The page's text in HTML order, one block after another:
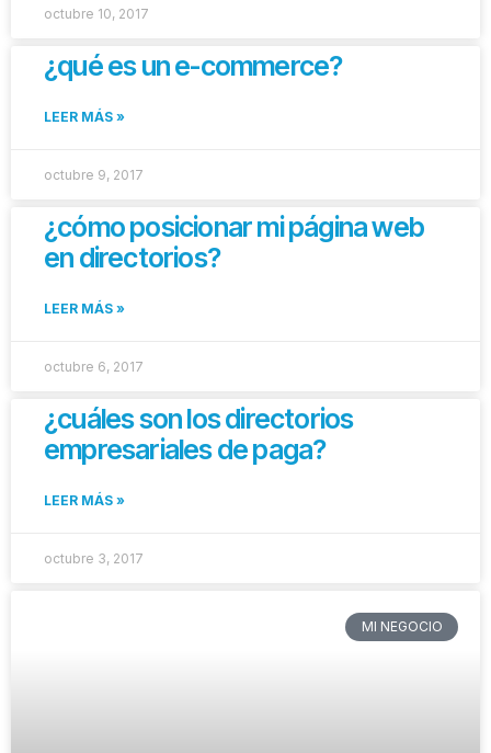
octubre 10, 2017
¿qué es un e-commerce?
LEER MÁS »
octubre 9, 2017
¿cómo posicionar mi página web
en directorios?
LEER MÁS »
octubre 6, 2017
¿cuáles son los directorios
empresariales de paga?
LEER MÁS »
octubre 3, 2017
MI NEGOCIO